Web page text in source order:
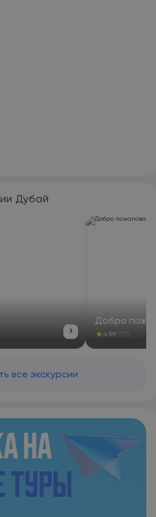
Дубай
›
Добро
★4.99 (157)
все экскурсии